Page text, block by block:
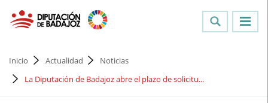
Inicio Actualidad
Noticias
La Diputación de Badajoz abre el plazo de solicitu...